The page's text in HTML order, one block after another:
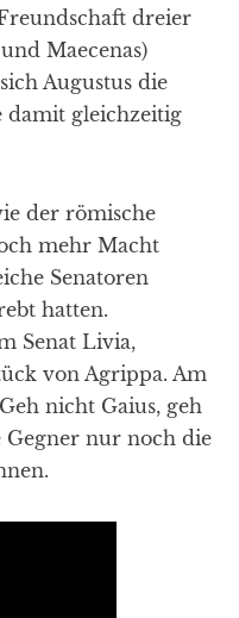
dreier
Maecenas)
Augustus die
damit gleichzeitig
der römische
mehr Macht
Senatoren
hatten.
Senat Livia,
von Agrippa. Am
nicht Gaius, geh
Gegner nur noch die